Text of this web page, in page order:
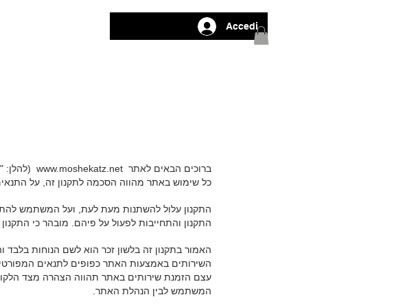
Accedi
ברוכים הבאים לאתר www.moshekatz.net (להלן:
כל שימוש באתר מהווה הסכמה לתקנון זה, על
התקנון עלול להשתנות מעת לעת, ועל המשתמש
התקנון והתחייבות לפעול על פיהם. מובהר כי
האמור בתקנון זה בלשון זכר הוא לשם הנוחות בלבד
השירותים באמצעות האתר כפופים לתנאים
עצם הזמנת שירותים באתר תהווה הצהרה מצד הלקוח
המשתמש לבין הנהלת האתר.